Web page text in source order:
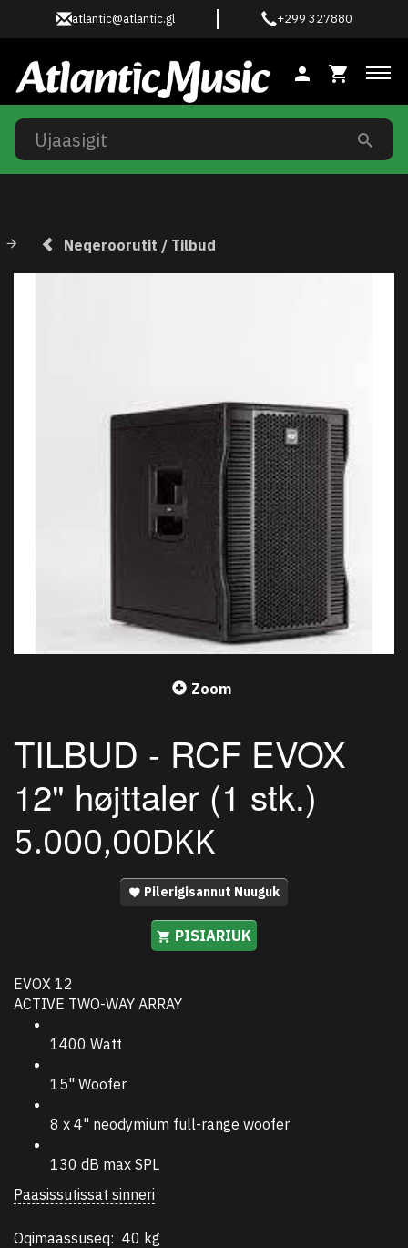
atlantic@atlantic.gl +299 327880
Neqeroorutit / Tilbud
Zoom
TILBUD - RCF EVOX
12" højttaler (1 stk.)
5.000,00DKK
Pilerigisannut Nuuguk
PISIARIUK
EVOX 12
ACTIVE TWO-WAY ARRAY
1400 Watt
15" Woofer
8 x 4" neodymium full-range woofer
130 dB max SPL
Paasissutissat sinneri
Oqimaassuseq: 40 kg